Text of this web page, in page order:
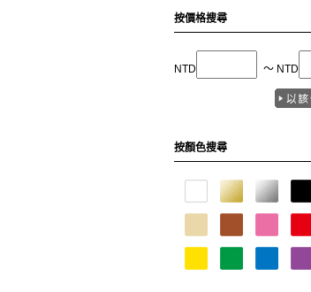
按價格搜尋
NTD 〜 NTD
按顏色搜尋